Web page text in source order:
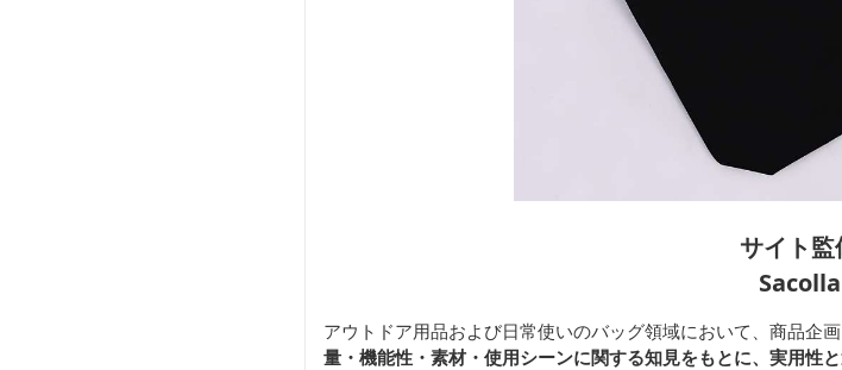
サイト監
Sacolla
アウトドア用品および日常使いのバッグ領域において、商品企
量・機能性・素材・使用シーンに関する知見をもとに、実用性